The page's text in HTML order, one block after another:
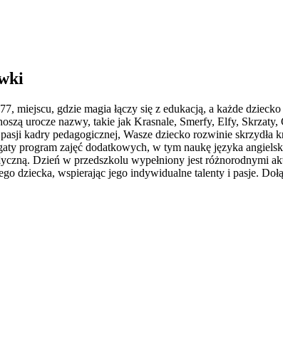
miejscu, gdzie magia łączy się z edukacją, a każde
urocze nazwy, takie jak Krasnale, Smerfy, Elfy,
kadry pedagogicznej, Wasze dziecko rozwinie
program zajęć dodatkowych, w tym naukę języka
Dzień w przedszkolu wypełniony jest różnorodnymi
dziecka, wspierając jego indywidualne talenty i pasje.